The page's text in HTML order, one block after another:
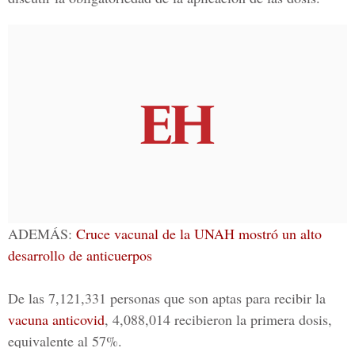
ADEMÁS: Cruce vacunal de la UNAH mostró un alto
desarrollo de anticuerpos
De las 7,121,331 personas que son aptas para recibir la
vacuna anticovid, 4,088,014 recibieron la primera dosis,
equivalente al 57%.